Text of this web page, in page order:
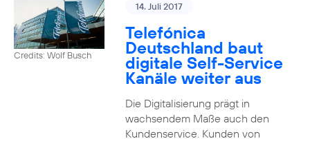
Credits: Wolf Busch
14. Juli 2017
Telefónica
Deutschland baut
digitale Self-Service
Kanäle weiter aus
Die Digitalisierung prägt in
wachsendem Maße auch den
Kundenservice. Kunden von